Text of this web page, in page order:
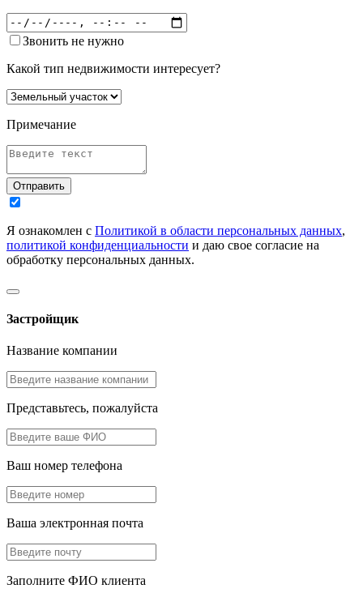
Звонить не нужно
Какой тип недвижимости интересует?
Примечание
Отправить
Я ознакомлен с Политикой в области персональных данных,
политикой конфиденциальности и даю свое согласие на
обработку персональных данных.
Застройщик
Название компании
Представьтесь, пожалуйста
Ваш номер телефона
Ваша электронная почта
Заполните ФИО клиента